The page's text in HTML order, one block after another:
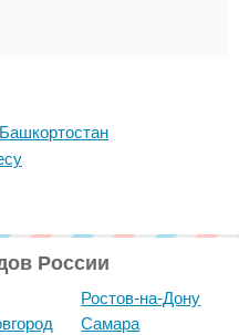
России
Ростов-на-Дону
Самара